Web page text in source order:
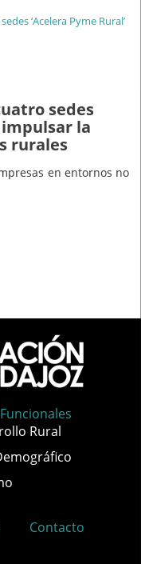
sedes
impulsar la
rurales
en entornos no
Rural
Contacto